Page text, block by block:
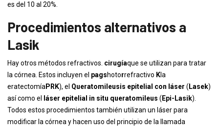
es del 10 al 20%.
Procedimientos alternativos a
Lasik
Hay otros métodos refractivos. cirugíaque se utilizan para tratar
la córnea. Estos incluyen el pagshotorrefractivo Kla
eratectomía PRK), el Queratomileusis epitelial con láser ( Lasek)
así como el
láser epitelial in situ queratomileus ( Epi-Lasik).
Todos estos procedimientos también utilizan un láser para
modificar la córnea y hacen uso del principio de la llamada